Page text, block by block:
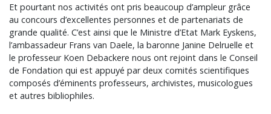
Et pourtant nos activités ont pris beaucoup d’ampleur grâce
au concours d’excellentes personnes et de partenariats de
grande qualité. C’est ainsi que le Ministre d’Etat Mark Eyskens,
l’ambassadeur Frans van Daele, la baronne Janine Delruelle et
le professeur Koen Debackere nous ont rejoint dans le Conseil
de Fondation qui est appuyé par deux comités scientifiques
composés d’éminents professeurs, archivistes, musicologues
et autres bibliophiles.